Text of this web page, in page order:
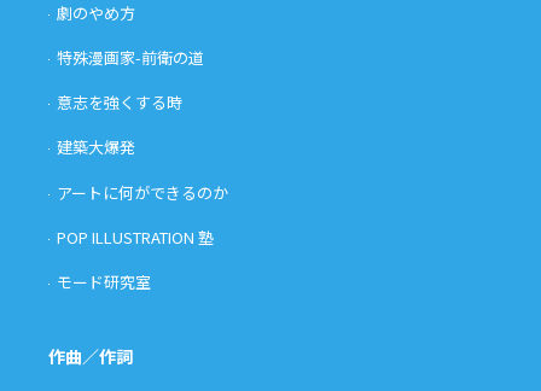
劇のやめ方
特殊漫画家-前衛の道
意志を強くする時
建築大爆発
アートに何ができるのか
POP ILLUSTRATION 塾
モード研究室
作曲／作詞